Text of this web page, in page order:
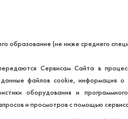
образование (не ниже среднего
Сервисам Сайта в
файлов cookie, информация
оборудования и
и просмотров с помощью